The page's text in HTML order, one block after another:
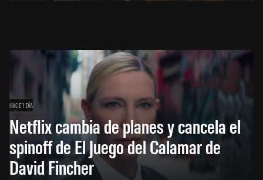
HACE 1 DÍA
Netflix cambia de planes y cancela el
spinoff de El Juego del Calamar de
David Fincher